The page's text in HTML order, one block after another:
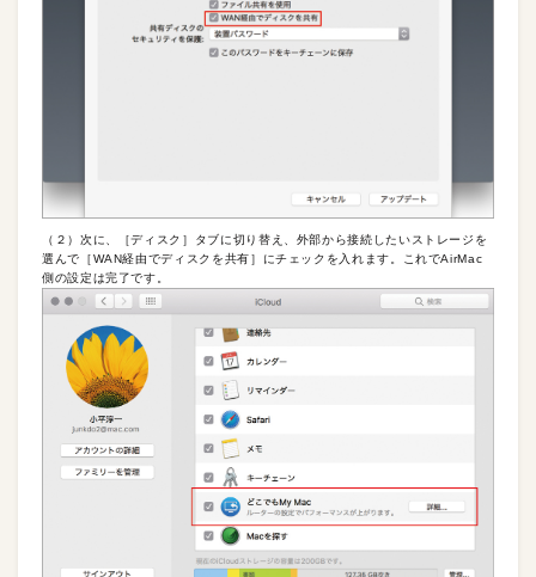
（２）次に、［ディスク］タブに切り替え、外部から接続したいストレージを
選んで［WAN経由でディスクを共有］にチェックを入れます。これでAirMac
側の設定は完了です。